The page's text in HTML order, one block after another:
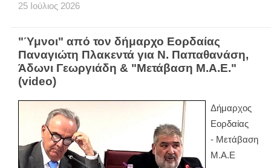
25 Ιούλιος 2026
"Ύμνοι" από τον δήμαρχο Εορδαίας
Παναγιώτη Πλακεντά για Ν. Παπαθανάση,
Άδωνι Γεωργιάδη & "Μετάβαση Μ.Α.Ε."
(video)
Δήμαρχος
Εορδαίας
- Μετάβαση
Μ.Α.Ε